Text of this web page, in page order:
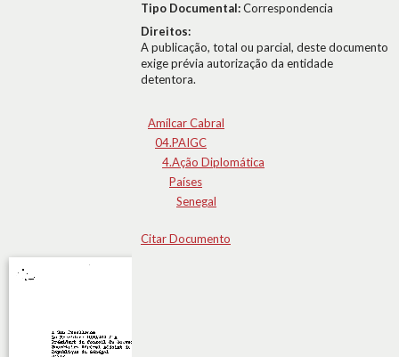
Tipo Documental:Correspondencia
Direitos:
A publicação, total ou parcial, deste documento
exige prévia autorização da entidade
detentora.
Amílcar Cabral
04.PAIGC
4.Ação Diplomática
Países
Senegal
Citar Documento